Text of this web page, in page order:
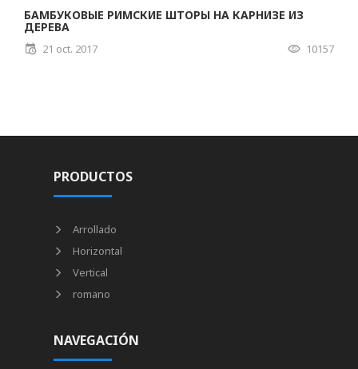
БАМБУКОВЫЕ РИМСКИЕ ШТОРЫ НА КАРНИЗЕ ИЗ
ДЕРЕВА
21 oct. 2017 10157
PRODUCTOS
Arrollado
Horizontal
Vertical
romano
NAVEGACIÓN